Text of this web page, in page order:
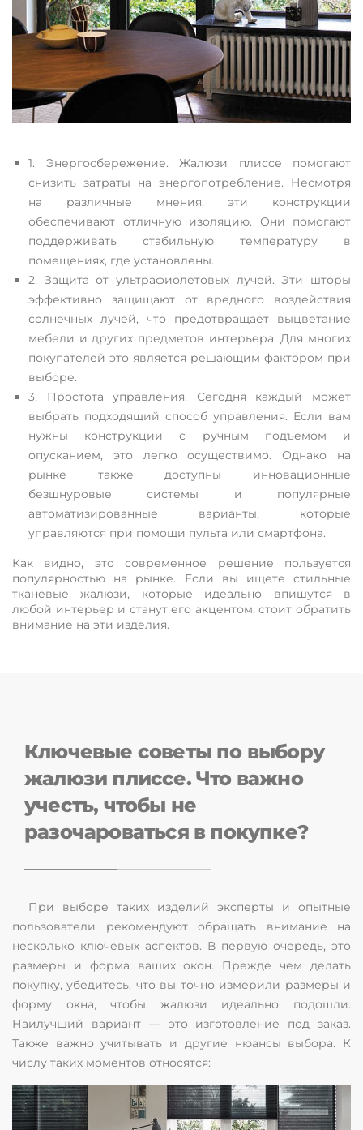
1. Энергосбережение. Жалюзи плиссе помогают
снизить затраты на энергопотребление. Несмотря
на различные мнения, эти конструкции
обеспечивают отличную изоляцию. Они помогают
поддерживать стабильную температуру в
помещениях, где установлены.
2. Защита от ультрафиолетовых лучей. Эти шторы
эффективно защищают от вредного воздействия
солнечных лучей, что предотвращает выцветание
мебели и других предметов интерьера. Для многих
покупателей это является решающим фактором при
выборе.
3. Простота управления. Сегодня каждый может
выбрать подходящий способ управления. Если вам
нужны конструкции с ручным подъемом и
опусканием, это легко осуществимо. Однако на
рынке также доступны инновационные
безшнуровые системы и популярные
автоматизированные варианты, которые
управляются при помощи пульта или смартфона.
Как видно, это современное решение пользуется
популярностью на рынке. Если вы ищете стильные
тканевые жалюзи, которые идеально впишутся в
любой интерьер и станут его акцентом, стоит обратить
внимание на эти изделия.
Ключевые советы по выбору
жалюзи плиссе. Что важно
учесть, чтобы не
разочароваться в покупке?
При выборе таких изделий эксперты и опытные
пользователи рекомендуют обращать внимание на
несколько ключевых аспектов. В первую очередь, это
размеры и форма ваших окон. Прежде чем делать
покупку, убедитесь, что вы точно измерили размеры и
форму окна, чтобы жалюзи идеально подошли.
Наилучший вариант — это изготовление под заказ.
Также важно учитывать и другие нюансы выбора. К
числу таких моментов относятся: